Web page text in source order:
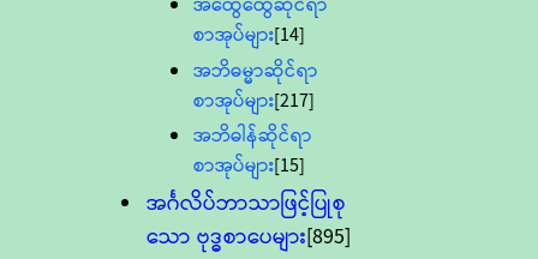
စာအုပ်များ[14]
အဘိဓမ္မာဆိုင်ရာ
စာအုပ်များ[217]
အဘိဓါန်ဆိုင်ရာ
စာအုပ်များ[15]
အင်္ဂလိပ်ဘာသာဖြင့်ပြုစု
သော ဗုဒ္ဓစာပေများ[895]